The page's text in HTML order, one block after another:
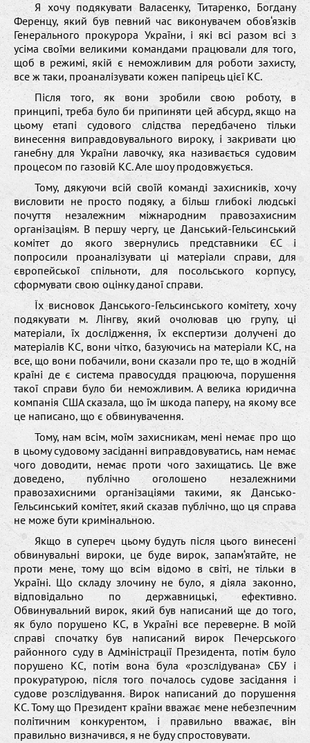
Я хочу подякувати Валасенку, Титаренко, Богдану
Ференцу, який був певний час виконувачем обов‘язків
Генерального прокурора України, і які всі разом всі з
усіма своїми великими командами працювали для того,
щоб в режимі, якій є неможливим для роботи захисту,
все ж таки, проаналізувати кожен папірець цієї КС.
Після того, як вони зробили свою роботу, в
принципі, треба було би припиняти цей абсурд, якщо на
цьому етапі судового слідства передбачено тільки
винесення виправдовувального вироку, і закривати цю
ганебну для України лавочку, яка називається судовим
процесом по газовій КС. Але шоу продовжується.
Тому, дякуючи всій своїй команді захисників, хочу
висловити не просто подяку, а більш глибокі людські
почуття незалежним міжнародним правозахисним
організаціям. В першу чергу, це Данський-Гельсинський
комітет до якого звернулись представники ЄС і
попросили проаналізувати ці матеріали справи, для
європейської спільноти, для посольського корпусу,
сформувати свою оцінку даної справи.
Їх висновок Данського-Гельсинського комітету, хочу
подякувати м. Лінгву, який очолював цю групу, ці
матеріали, їх дослідження, їх експертизи долучені до
матеріалів КС, вони чітко, базуючись на матеріали КС, на
все, що вони побачили, вони сказали про те, що в жодній
країні де є система правосуддя працююча, порушення
такої справи було би неможливим. А велика юридична
компанія США сказала, що їм шкода паперу, на якому все
це написано, що є обвинувачення.
Тому, нам всім, моїм захисникам, мені немає про що
в цьому судовому засіданні виправдовуватись, нам немає
чого доводити, немає проти чого захищатись. Це вже
доведено, публічно оголошено незалежними
правозахисними організаціями такими, як Дансько-
Гельсинський комітет, який сказав публічно, що ця справа
не може бути кримінальною.
Якщо в супереч цьому будуть після цього винесені
обвинувальні вироки, це буде вирок, запам‘ятайте, не
проти мене, тому що всім відомо в світі, не тільки в
Україні. Що складу злочину не було, я діяла законно,
відповідально по державницькі, ефективно.
Обвинувальний вирок, який був написаний ще до того,
як було порушено КС, в Україні все переверне. В моїй
справі спочатку був написаний вирок Печерського
районного суду в Адміністрації Президента, потім було
порушено КС, потім вона була «розслідувана» СБУ і
прокуратурою, після того почалось судове засідання і
судове розслідування. Вирок написаний до порушення
КС. Тому що Президент країни вважає мене небезпечним
політичним конкурентом, і правильно вважає, він
правильно визначився, я не буду спростовувати.